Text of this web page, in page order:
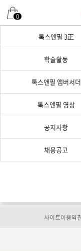
0
톡스앤필 3正
학술활동
톡스앤필 앰버서더
톡스앤필 영상
공지사항
채용공고
사이트이용약